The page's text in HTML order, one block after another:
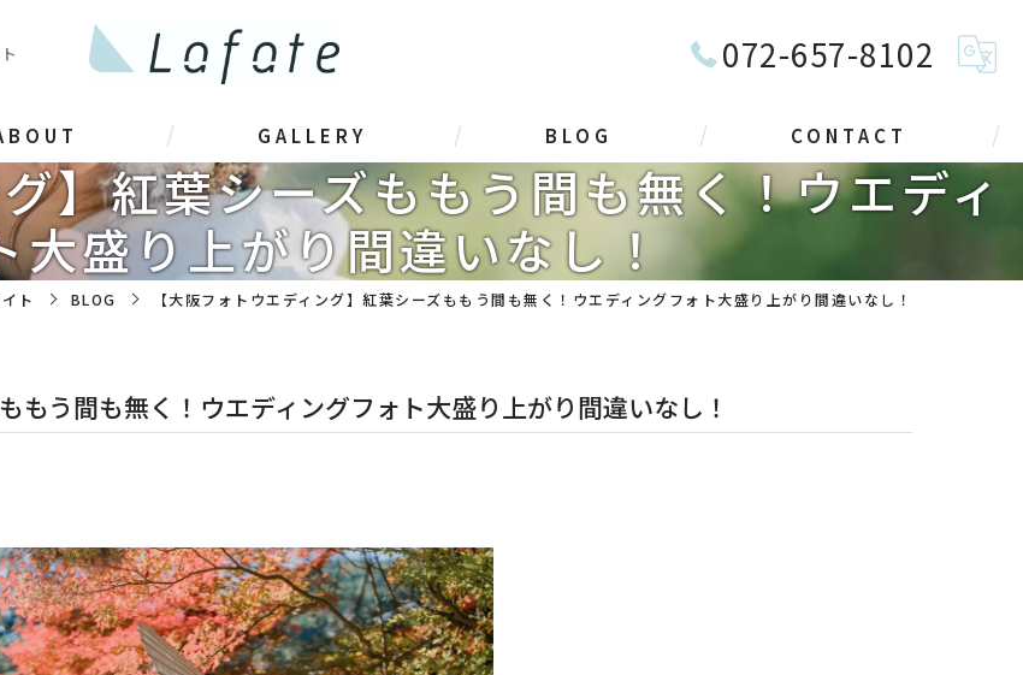
072-657-8102
GALLERY BLOG CONTACT
】紅葉シーズももう間も無く！ウエディ
大盛り上がり間違いなし！
ト BLOG 【大阪フォトウエディング】紅葉シーズももう間も無く！ウエディングフォト大盛り上がり間違いなし！
もう間も無く！ウエディングフォト大盛り上がり間違いなし！